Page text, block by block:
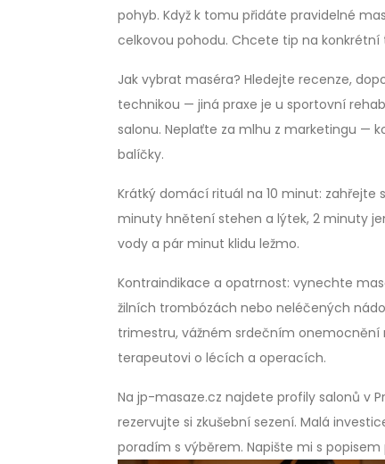
pohyb. Když k tomu přidáte pravidelné
celkovou pohodu. Chcete tip na
Jak vybrat maséra? Hledejte recenze,
technikou — jiná praxe je u sportovní
salonu. Neplaťte za mlhu z marketingu —
balíčky.
Krátký domácí rituál na 10 minut:
minuty hnětení stehen a lýtek, 2 minuty
vody a pár minut klidu ležmo.
Kontraindikace a opatrnost: vynechte
žilních trombózách nebo neléčených
trimestru, vážném srdečním onemocnění
terapeutovi o lécích a operacích.
Na jp-masaze.cz najdete profily salonů v
rezervujte si zkušební sezení. Malá
poradím s výběrem. Napište mi s